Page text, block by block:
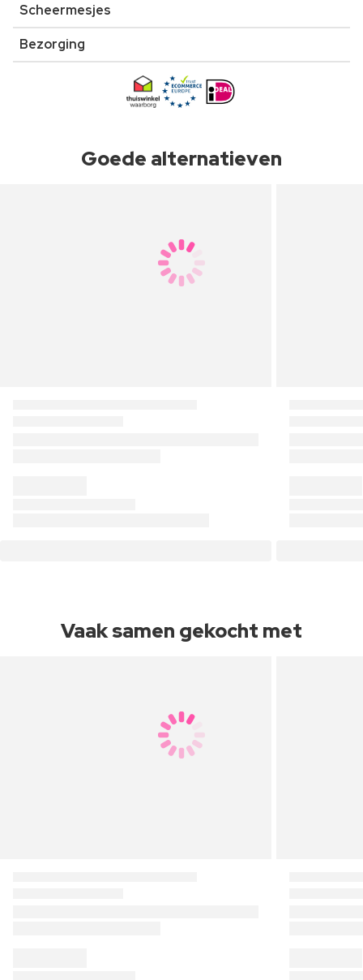
Scheermesjes
Bezorging
Goede alternatieven
Vaak samen gekocht met